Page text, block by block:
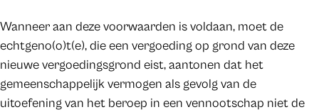
Wanneer aan deze voorwaarden is voldaan, moet de
echtgeno(o)t(e), die een vergoeding op grond van deze
nieuwe vergoedingsgrond eist, aantonen dat het
gemeenschappelijk vermogen als gevolg van de
uitoefening van het beroep in een vennootschap niet de